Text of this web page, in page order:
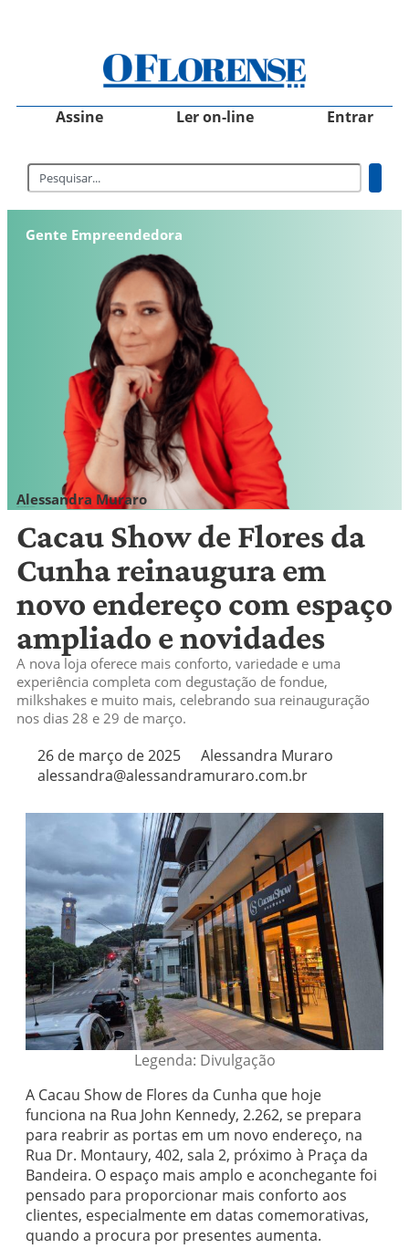
Assine Ler on-line Entrar
Gente Empreendedora
Alessandra Muraro
Cacau Show de Flores da
Cunha reinaugura em
novo endereço com espaço
ampliado e novidades
A nova loja oferece mais conforto, variedade e uma
experiência completa com degustação de fondue,
milkshakes e muito mais, celebrando sua reinauguração
nos dias 28 e 29 de março.
26 de março de 2025
Alessandra Muraro
alessandra@alessandramuraro.com.br
Legenda: Divulgação
A Cacau Show de Flores da Cunha que hoje
funciona na Rua John Kennedy, 2.262, se prepara
para reabrir as portas em um novo endereço, na
Rua Dr. Montaury, 402, sala 2, próximo à Praça da
Bandeira. O espaço mais amplo e aconchegante foi
pensado para proporcionar mais conforto aos
clientes, especialmente em datas comemorativas,
quando a procura por presentes aumenta.